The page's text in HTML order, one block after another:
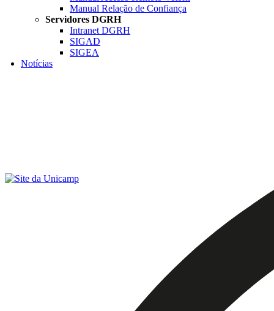
Manual Relação de Confiança
Servidores DGRH
Intranet DGRH
SIGAD
SIGEA
Notícias